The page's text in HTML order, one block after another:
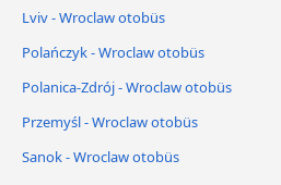
Lviv - Wroclaw otobüs
Polańczyk - Wroclaw otobüs
Polanica-Zdrój - Wroclaw otobüs
Przemyśl - Wroclaw otobüs
Sanok - Wroclaw otobüs